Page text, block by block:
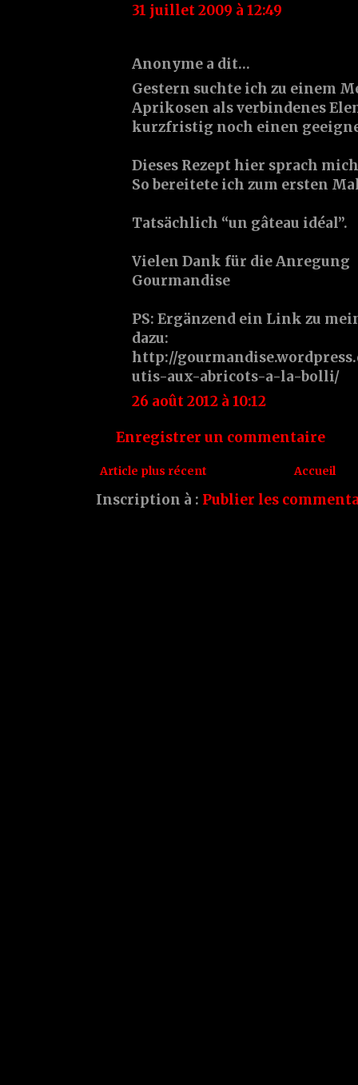
31 juillet 2009 à 12:49
Anonyme a dit…
Gestern suchte ich zu einem
Aprikosen als verbindenes
kurzfristig noch einen
Dieses Rezept hier sprach
So bereitete ich zum ersten
Tatsächlich “un gâteau idéal”.
Vielen Dank für die Anregung
Gourmandise
PS: Ergänzend ein Link zu
dazu:
http://
utis-aux-abricots-a-la-bolli/
26 août 2012 à 10:12
Enregistrer un commentaire
Article plus récent Accueil
Inscription à : Publier les